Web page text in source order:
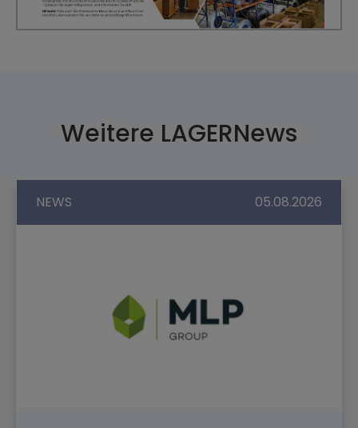
Weitere LAGERNews
NEWS 05.08.2026